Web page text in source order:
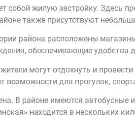
собой жилую застройку. Здесь
также присутствуют
района расположены
обеспечивающие удобства
могут отдохнуть и
для прогулок,
В районе имеются
находится в нескольких